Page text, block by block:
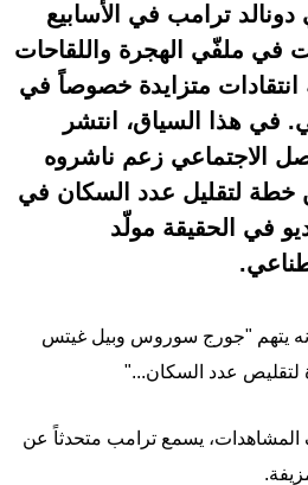
دونالد ترامب في الأسابيع
في ملفّي الهجرة واللقاحات
متزايدة خصوصاً في
في هذا السياق، انتشر
الاجتماعي زعم ناشروه
خطة لتقليل عدد السكان في
في الحقيقة مولّد
يتهم "جورج سوروس وبيل غيتس
لتقليص عدد السكان..."
المشاهدات، يسمع ترامب متحدثاً عن